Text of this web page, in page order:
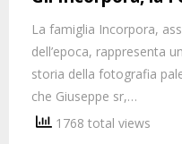
La famiglia Incorpora,
dell’epoca, rappresenta
storia della fotografia
che Giuseppe sr,…
1768 total views